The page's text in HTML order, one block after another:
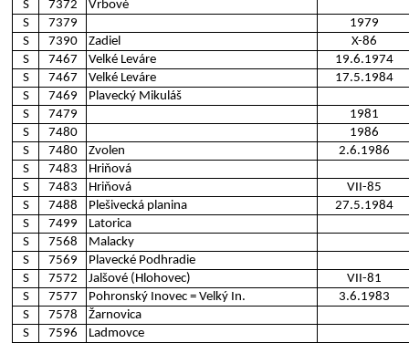
S
7372
Vrbové
S
7379
1979
S
7390 Zadiel
X-86
S
7467 Velké Leváre
19.6.1974
S
7467 Velké Leváre
17.5.1984
S
7469
Plavecký Mikuláš
S
7479
1981
S
7480
1986
S
7480 Zvolen
2.6.1986
S
7483
Hriňová
S
7483 Hriňová
VII-85
S
7488 Plešivecká planina
27.5.1984
S
7499
Latorica
S
7568
Malacky
S
7569
Plavecké Podhradie
S
7572 Jalšové (Hlohovec)
VII-81
S
7577 Pohronský Inovec = Velký In.
3.6.1983
S
7578
Žarnovica
S
7596
Ladmovce